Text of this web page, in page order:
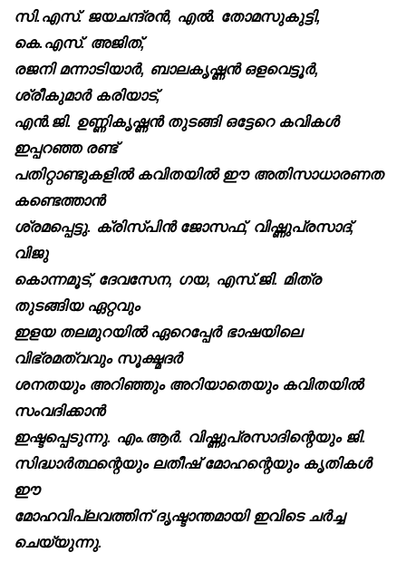
സി.എസ്. ജയചന്ദ്രൻ, എൽ. തോമസുകുട്ടി,
കെ.എസ്. അജിത്,
രജനി മന്നാടിയാർ, ബാലകൃഷ്ണൻ ഒളവെട്ടൂർ,
ശ്രീകുമാർ കരിയാട്,
എൻ.ജി. ഉണ്ണികൃഷ്ണൻ തുടങ്ങി ഒട്ടേറെ കവികൾ
ഇപ്പറഞ്ഞ രണ്ട്
പതിറ്റാണ്ടുകളിൽ കവിതയിൽ ഈ അതിസാധാരണത
കണ്ടെത്താൻ
ശ്രമപ്പെട്ടു. ക്രിസ്പിൻ ജോസഫ്, വിഷ്ണുപ്രസാദ്,
വിജു
കൊന്നമൂട്, ദേവസേന, ഗയ, എസ്.ജി. മിത്ര
തുടങ്ങിയ ഏറ്റവും
ഇളയ തലമുറയിൽ ഏറെപ്പേർ ഭാഷയിലെ
വിഭ്രമത്വവും സൂക്ഷ്മദർ
ശനതയും അറിഞ്ഞും അറിയാതെയും കവിതയിൽ
സംവദിക്കാൻ
ഇഷ്ടപ്പെടുന്നു. എം.ആർ. വിഷ്ണുപ്രസാദിന്റെയും ജി.
സിദ്ധാർത്ഥന്റെയും ലതീഷ് മോഹന്റെയും കൃതികൾ
ഈ
മോഹവിപ്ലവത്തിന് ദൃഷ്ടാന്തമായി ഇവിടെ ചർച്ച
ചെയ്യുന്നു.